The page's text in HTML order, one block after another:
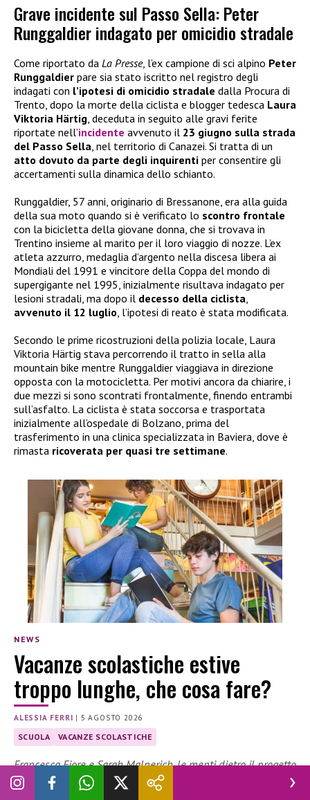
Grave incidente sul Passo Sella: Peter
Runggaldier indagato per omicidio stradale
Come riportato da La Presse, l’ex campione di sci alpino Peter
Runggaldier pare sia stato iscritto nel registro degli
indagati con l’ipotesi di omicidio stradale dalla Procura di
Trento, dopo la morte della ciclista e blogger tedesca Laura
Viktoria Härtig, deceduta in seguito alle gravi ferite
riportate nell’incidente avvenuto il 23 giugno sulla strada
del Passo Sella, nel territorio di Canazei. Si tratta di un
atto dovuto da parte degli inquirenti per consentire gli
accertamenti sulla dinamica dello schianto.
Runggaldier, 57 anni, originario di Bressanone, era alla guida
della sua moto quando si è verificato lo scontro frontale
con la bicicletta della giovane donna, che si trovava in
Trentino insieme al marito per il loro viaggio di nozze. L’ex
atleta azzurro, medaglia d’argento nella discesa libera ai
Mondiali del 1991 e vincitore della Coppa del mondo di
supergigante nel 1995, inizialmente risultava indagato per
lesioni stradali, ma dopo il decesso della ciclista,
avvenuto il 12 luglio, l’ipotesi di reato è stata modificata.
Secondo le prime ricostruzioni della polizia locale, Laura
Viktoria Härtig stava percorrendo il tratto in sella alla
mountain bike mentre Runggaldier viaggiava in direzione
opposta con la motocicletta. Per motivi ancora da chiarire, i
due mezzi si sono scontrati frontalmente, finendo entrambi
sull’asfalto. La ciclista è stata soccorsa e trasportata
inizialmente all’ospedale di Bolzano, prima del
trasferimento in una clinica specializzata in Baviera, dove è
rimasta ricoverata per quasi tre settimane.
NEWS
Vacanze scolastiche estive
troppo lunghe, che cosa fare?
ALESSIA FERRI | 5 AGOSTO 2026
SCUOLA VACANZE SCOLASTICHE
Francesca Fiore e Sarah Malnerich, le menti dietro il progetto
satirico ma non troppo “mammadimerda”, sostengono che 91
giorni di pausa sono più dannosi che utili per ragazzi e